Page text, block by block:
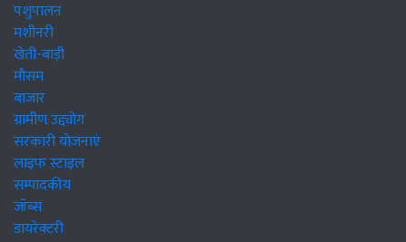
पशुपालन
मशीनरी
खेती-बाड़ी
मौसम
बाजार
ग्रामीण उद्द्योग
सरकारी योजनाएं
लाइफ स्टाइल
सम्पादकीय
जॉब्स
डायरेक्टरी